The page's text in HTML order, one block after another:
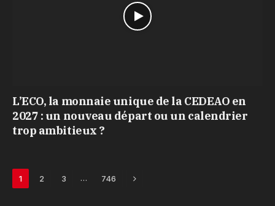
L’ECO, la monnaie unique de la CEDEAO en
2027 : un nouveau départ ou un calendrier
trop ambitieux ?
1 2 3 … 746 Next